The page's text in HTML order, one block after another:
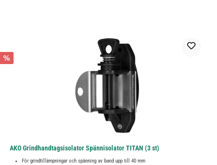
%
AKO Grindhandtagsisolator Spännisolator TITAN (3 st)
För grindtillämpningar och spänning av band upp till 40 mm